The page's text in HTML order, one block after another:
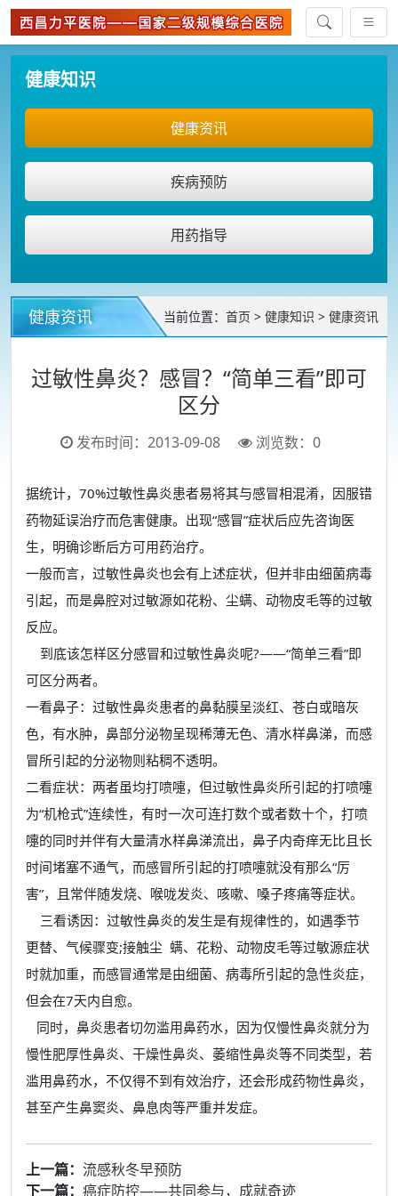
健康知识
健康资讯
疾病预防
用药指导
健康资讯 当前位置： 首页 > 健康知识 > 健康资讯
过敏性鼻炎？感冒？“简单三看”即可
区分
发布时间：2013-09-08 浏览数： 0
据统计，70%过敏性鼻炎患者易将其与感冒相混淆，因服错
药物延误治疗而危害健康。出现“感冒”症状后应先咨询医
生，明确诊断后方可用药治疗。
一般而言，过敏性鼻炎也会有上述症状，但并非由细菌病毒
引起，而是鼻腔对过敏源如花粉、尘螨、动物皮毛等的过敏
反应。
到底该怎样区分感冒和过敏性鼻炎呢?——“简单三看”即
可区分两者。
一看鼻子：过敏性鼻炎患者的鼻黏膜呈淡红、苍白或暗灰
色，有水肿，鼻部分泌物呈现稀薄无色、清水样鼻涕，而感
冒所引起的分泌物则粘稠不透明。
二看症状：两者虽均打喷嚏，但过敏性鼻炎所引起的打喷嚏
为“机枪式”连续性，有时一次可连打数个或者数十个，打喷
嚏的同时并伴有大量清水样鼻涕流出，鼻子内奇痒无比且长
时间堵塞不通气，而感冒所引起的打喷嚏就没有那么“厉
害”，且常伴随发烧、喉咙发炎、咳嗽、嗓子疼痛等症状。
三看诱因：过敏性鼻炎的发生是有规律性的，如遇季节
更替、气候骤变;接触尘 螨、花粉、动物皮毛等过敏源症状
时就加重，而感冒通常是由细菌、病毒所引起的急性炎症，
但会在7天内自愈。
同时，鼻炎患者切勿滥用鼻药水，因为仅慢性鼻炎就分为
慢性肥厚性鼻炎、干燥性鼻炎、萎缩性鼻炎等不同类型，若
滥用鼻药水，不仅得不到有效治疗，还会形成药物性鼻炎，
甚至产生鼻窦炎、鼻息肉等严重并发症。
上一篇： 流感秋冬早预防
下一篇： 癌症防控——共同参与，成就奇迹